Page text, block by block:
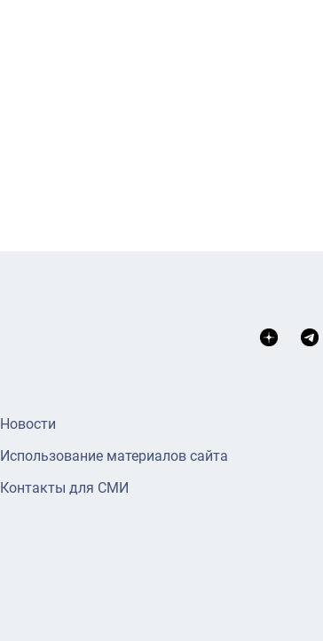
Новости
Использование материалов сайта
Контакты для СМИ